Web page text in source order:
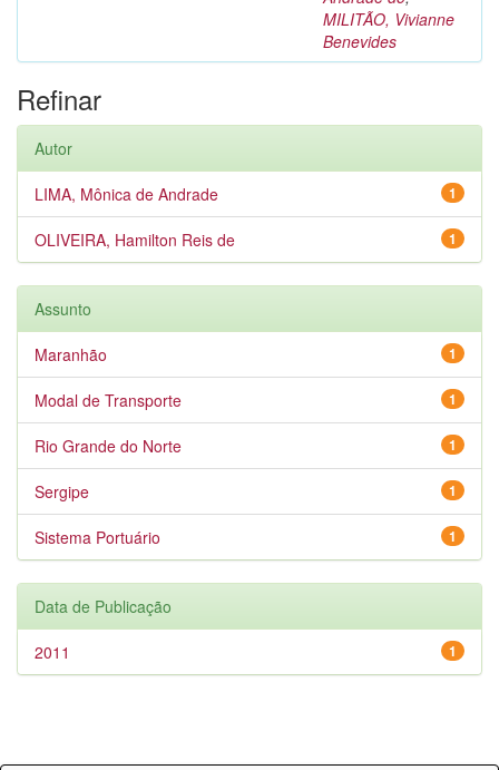
MILITÃO, Vivianne
Benevides
Refinar
Autor
1
LIMA, Mônica de Andrade
1
OLIVEIRA, Hamilton Reis de
Assunto
1
Maranhão
1
Modal de Transporte
1
Rio Grande do Norte
1
Sergipe
1
Sistema Portuário
Data de Publicação
1
2011